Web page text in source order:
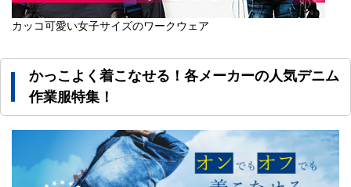
カッコ可愛い女子サイズのワークウェア
かっこよく着こなせる！各メーカーの人気デニム
作業服特集！